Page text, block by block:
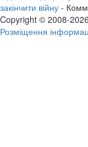
закінчити війну -
Copyright © 2008-2026
Розміщення